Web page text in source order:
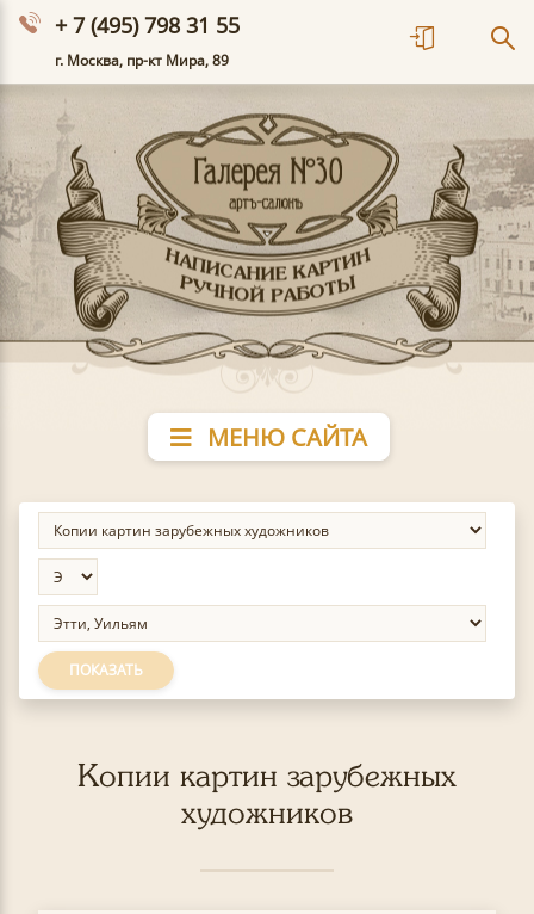
+ 7 (495) 798 31 55
г. Москва, пр-кт Мира, 89
МЕНЮ САЙТА
ПОКАЗАТЬ
Копии картин зарубежных
художников